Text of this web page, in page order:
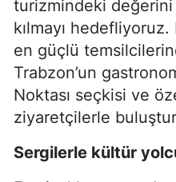
turizmindeki
kılmayı hedefliyoruz.
en güçlü
Trabzon’un
Noktası seçkisi ve
ziyaretçilerle
Sergilerle kültür